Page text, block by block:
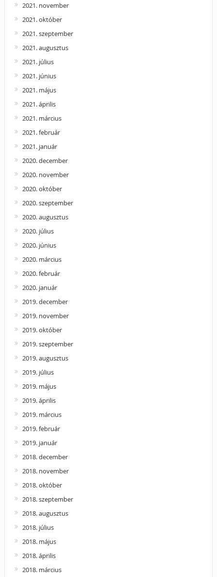
2021. november
2021. október
2021. szeptember
2021. augusztus
2021. július
2021. június
2021. május
2021. április
2021. március
2021. február
2021. január
2020. december
2020. november
2020. október
2020. szeptember
2020. augusztus
2020. július
2020. június
2020. március
2020. február
2020. január
2019. december
2019. november
2019. október
2019. szeptember
2019. augusztus
2019. július
2019. május
2019. április
2019. március
2019. február
2019. január
2018. december
2018. november
2018. október
2018. szeptember
2018. augusztus
2018. július
2018. május
2018. április
2018. március